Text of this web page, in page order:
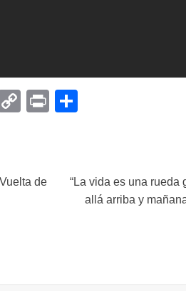
CopyPrint
de
“La vida es una rueda
allá arriba y